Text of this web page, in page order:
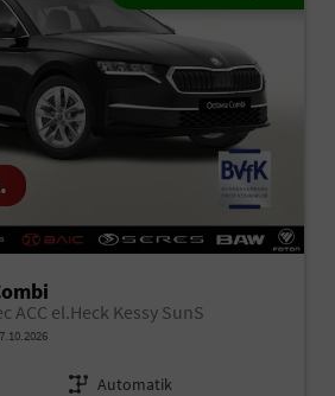
ACC el.Heck Kessy SunS
Getriebe Automatik